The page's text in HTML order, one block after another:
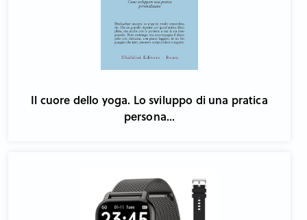
Il cuore dello yoga. Lo sviluppo di una pratica
persona...